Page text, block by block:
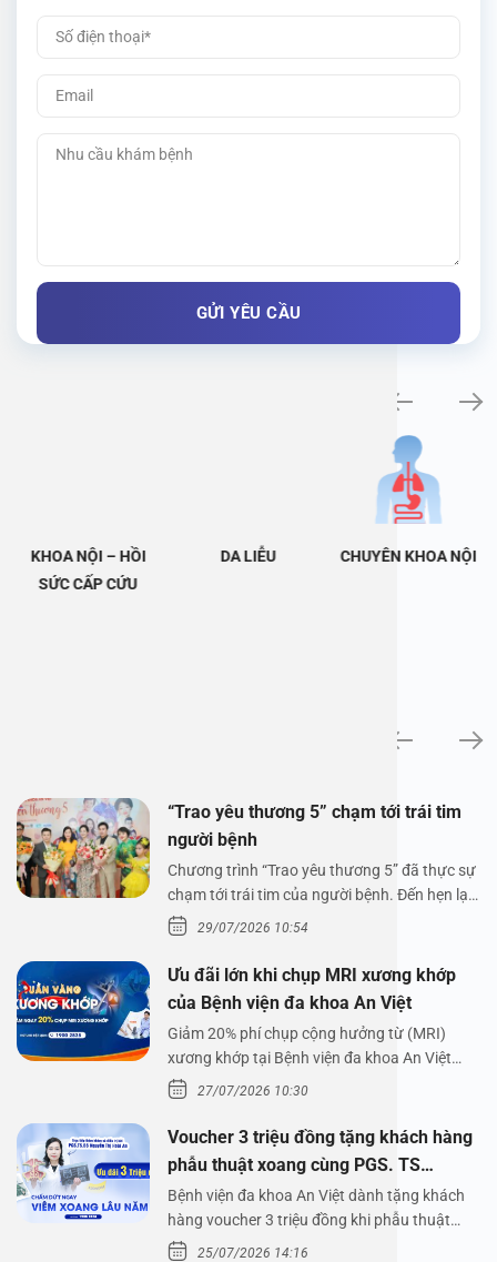
KHOA NỘI – HỒI
SỨC CẤP CỨU
DA LIỄU CHUYÊN KHOA NỘI
“Trao yêu thương 5” chạm tới trái tim
người bệnh
Chương trình “Trao yêu thương 5” đã thực sự
chạm tới trái tim của người bệnh. Đến hẹn lại
lên,…29/07/2026 10:54
Ưu đãi lớn khi chụp MRI xương khớp
của Bệnh viện đa khoa An Việt
Giảm 20% phí chụp cộng hưởng từ (MRI)
xương khớp tại Bệnh viện đa khoa An Việt
Bệnh viện đa…
27/07/2026 10:30
Voucher 3 triệu đồng tặng khách hàng
phẫu thuật xoang cùng PGS. TS
Nguyễn Thị Hoài An
Bệnh viện đa khoa An Việt dành tặng khách
hàng voucher 3 triệu đồng khi phẫu thuật
xoang cùng PGS.…
25/07/2026 14:16